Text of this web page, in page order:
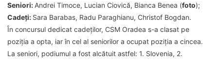
Seniori: Andrei Timoce, Lucian Ciovică, Bianca Benea (foto);
Cadeți: Sara Barabas, Radu Paraghianu, Christof Bogdan.
În concursul dedicat cadeților, CSM Oradea s-a clasat pe
poziția a opta, iar în cel al seniorilor a ocupat poziția a cincea.
La seniori, podiumul a fost alcătuit astfel: 1. Slovenia, 2.